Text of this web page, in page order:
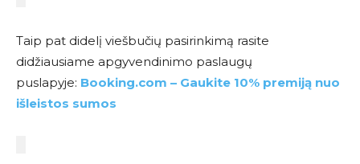
Taip pat didelį viešbučių pasirinkimą rasite
didžiausiame apgyvendinimo paslaugų
puslapyje: Booking.com – Gaukite 10% premiją nuo
išleistos sumos